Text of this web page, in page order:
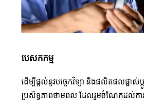
បេសកកម្ម
ដើម្បីផ្តល់នូវបច្ចេកវិទ្យា និងផលិតផលផ្លាស់
ប្រសិទ្ធភាពថាមពល ដែលរួមចំណែកដល់កា